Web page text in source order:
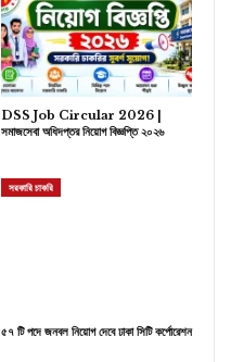
DSS Job Circular 2026 |
সমাজসেবা অধিদপ্তর নিয়োগ বিজ্ঞপ্তি ২০২৬
সরকারি চাকরি
৫৭ টি পদে জনবল নিয়োগ দেবে ঢাকা সিটি কর্পোরেশন